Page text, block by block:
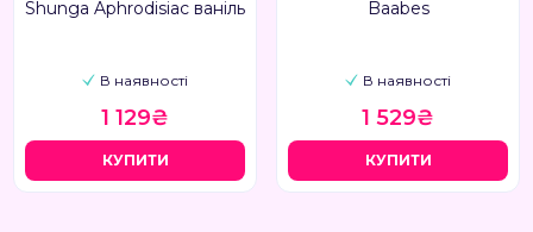
Shunga Aphrodisiac ваніль
В наявності
1 129₴
КУПИТИ
Baabes
В наявності
1 529₴
КУПИТИ